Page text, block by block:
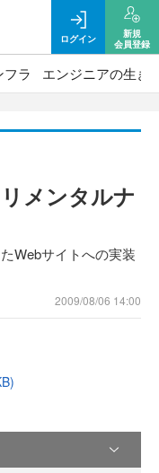
ログイン
新規
会員登録
フラ エンジニアの生き
メンタルナ
Webサイトへの実装
2009/08/06 14:00